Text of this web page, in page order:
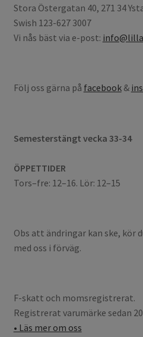
Stora Östergatan 40, 271 34
Swish 123-627 3007
Vi nås bäst via e-post:
Följ oss gärna på facebook&
Semesterstängt vecka 33-34
ÖPPETTIDER
Tors–fre: 12–16. Lör: 12–15
Obs att ändringar kan ske, kör
med oss i förväg.
F-skatt och momsregistrerat.
Registrerat varumärke sedan
• Läs mer om oss